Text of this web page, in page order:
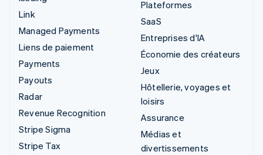
Link
Managed Payments
Liens de paiement
Payments
Payouts
Radar
Revenue Recognition
Stripe Sigma
Stripe Tax
Plateformes
SaaS
Entreprises d'IA
Économie des créateurs
Jeux
Hôtellerie, voyages et
loisirs
Assurance
Médias et
divertissements